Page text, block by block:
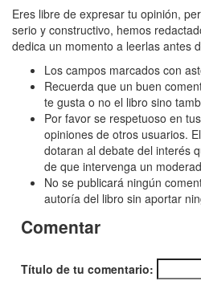
Eres libre de expresar tu opinión,
serio y constructivo, hemos
dedica un momento a leerlas antes
Los campos marcados con
Recuerda que un buen
te gusta o no el libro sino
Por favor se respetuoso en
opiniones de otros usuarios.
dotaran al debate del interés
de que intervenga un
No se publicará ningún
autoría del libro sin aportar
Comentar
Título de tu comentario: